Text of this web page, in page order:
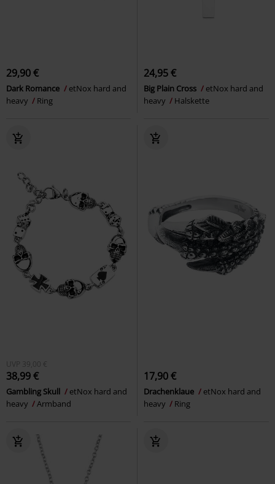
29,90 €
Dark Romance
etNox hard and
heavy
Ring
24,95 €
Big Plain Cross
etNox hard and
heavy
Halskette
UVP 39,00 €
38,99 €
Gambling Skull
etNox hard and
heavy
Armband
17,90 €
Drachenklaue
etNox hard and
heavy
Ring